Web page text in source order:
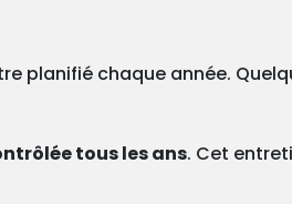
planifié chaque année.
tous les ans. Cet